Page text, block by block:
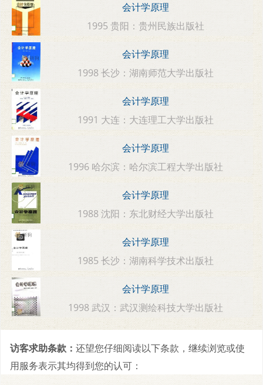
会计学原理
1995 贵阳：贵州民族出版社
会计学原理
1998 长沙：湖南师范大学出版社
会计学原理
1991 大连：大连理工大学出版社
会计学原理
1996 哈尔滨：哈尔滨工程大学出版社
会计学原理
1988 沈阳：东北财经大学出版社
会计学原理
1985 长沙：湖南科学技术出版社
会计学原理
1998 武汉：武汉测绘科技大学出版社
访客求助条款： 还望您仔细阅读以下条款，继续浏览或使
用服务表示其均得到您的认可：